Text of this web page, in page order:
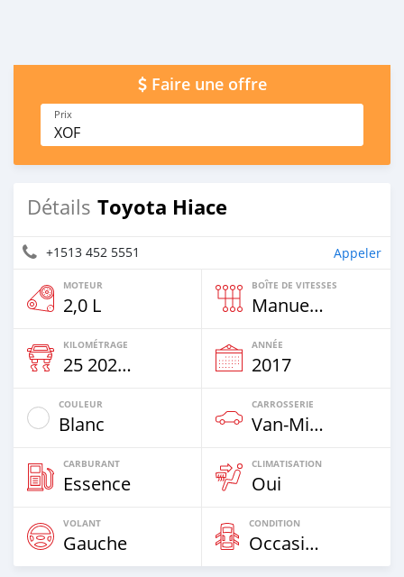
Faire une offre
Prix
XOF
Détails Toyota Hiace
+1513 452 5551 Appeler
MOTEUR
2,0 L
BOÎTE DE VITESSES
Manuelle
KILOMÉTRAGE
25 202 Km
ANNÉE
2017
COULEUR
Blanc
CARROSSERIE
Van‒Minibus
CARBURANT
Essence
CLIMATISATION
Oui
VOLANT
Gauche
CONDITION
Occasion